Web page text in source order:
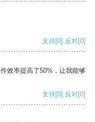
支持[0] 反对[0]
效率提高了50%，让我能够
支持[0] 反对[0]